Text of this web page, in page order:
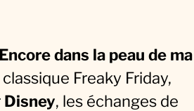
dans la peau de ma
Freaky Friday,
Disney, les échanges de